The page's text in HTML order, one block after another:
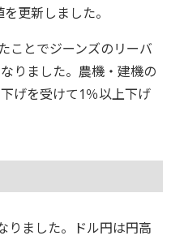
更新しました。
ことでジーンズのリーバ
りました。農機・建機の
げを受けて1％以上下げ
りました。ドル円は円高